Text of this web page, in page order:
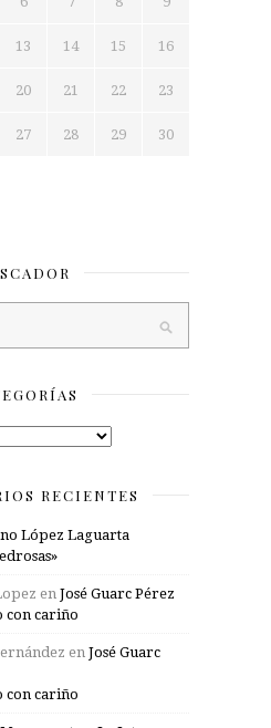
13 14 15 16
20 21 22 23
27 28 29 30
RECIENTES
López Laguarta
en José Guarc Pérez
con cariño
en José Guarc
con cariño